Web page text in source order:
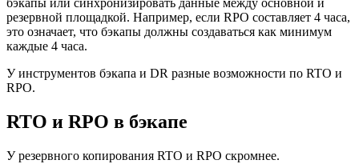
бэкапы или синхронизировать данные между основной и
резервной площадкой. Например, если RPO составляет 4 часа,
это означает, что бэкапы должны создаваться как минимум
каждые 4 часа.
У инструментов бэкапа и DR разные возможности по RTO и
RPO.
RTO и RPO в бэкапе
У резервного копирования RTO и RPO скромнее.